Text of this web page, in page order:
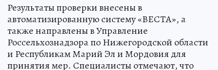
Результаты проверки внесены в
автоматизированную систему «ВЕСТА», а
также направлены в Управление
Россельхознадзора по Нижегородской области
и Республикам Марий Эл и Мордовия для
принятия мер. Специалисты отмечают, что